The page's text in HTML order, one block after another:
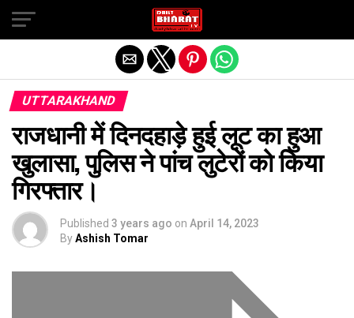
UTTARAKHAND
राजधानी में दिनदहाड़े हुई लूट का हुआ
खुलासा, पुलिस ने पांच लुटेरों को किया
गिरफ्तार।
Published 3 years ago on April 14, 2023
ByAshish Tomar
Exit mobile version